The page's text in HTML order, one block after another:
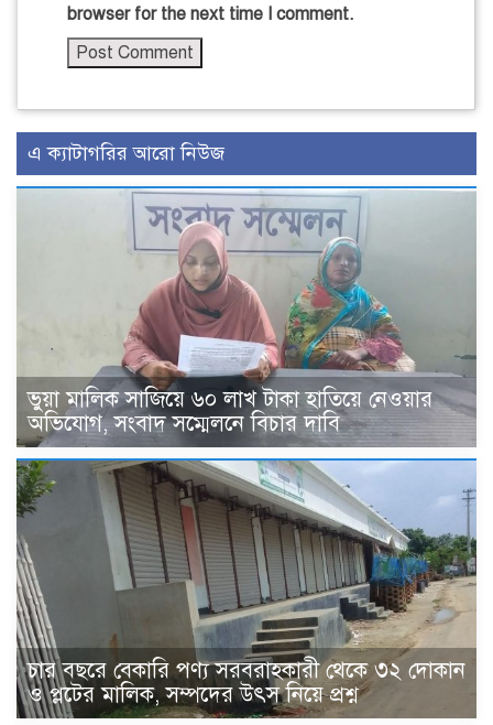
browser for the next time I comment.
এ ক্যাটাগরির আরো নিউজ
ভুয়া মালিক সাজিয়ে ৬০ লাখ টাকা হাতিয়ে নেওয়ার
অভিযোগ, সংবাদ সম্মেলনে বিচার দাবি
চার বছরে বেকারি পণ্য সরবরাহকারী থেকে ৩২ দোকান
ও প্লটের মালিক, সম্পদের উৎস নিয়ে প্রশ্ন